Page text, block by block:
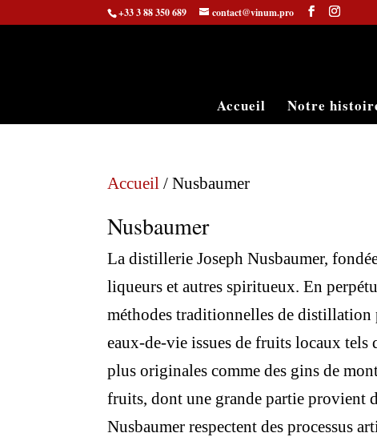
+33 3 88 350 689 contact@vinum.pro
Accueil Notre
Accueil / Nusbaumer
Nusbaumer
La distillerie Joseph Nusbaumer,
liqueurs et autres spiritueux. En
méthodes traditionnelles de distillation
eaux-de-vie issues de fruits locaux tels
plus originales comme des gins de
fruits, dont une grande partie provient
Nusbaumer respectent des processus